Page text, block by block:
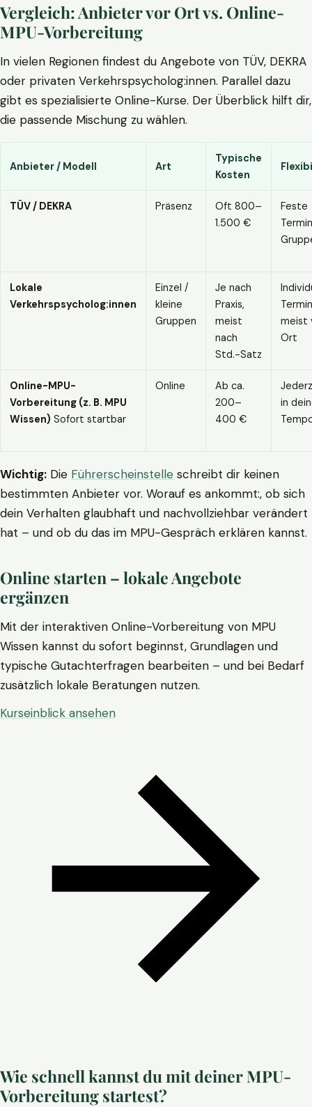
Vergleich: Anbieter vor Ort vs. Online-
MPU-Vorbereitung
In vielen Regionen findest du Angebote von TÜV, DEKRA
oder privaten Verkehrspsycholog:innen. Parallel dazu
gibt es spezialisierte Online-Kurse. Der Überblick hilft dir,
die passende Mischung zu wählen.
Anbieter / Modell Art
Typische
Kosten
TÜV / DEKRA Präsenz
Oft 800–
1.500 €
Feste
Lokale
Verkehrspsycholog:innen
Einzel /
kleine
Gruppen
Je nach
Praxis,
meist
nach
Std.-Satz
meist
Ort
Online-MPU-
Vorbereitung (z. B. MPU
Wissen) Sofort startbar
Online
Ab ca.
200–
400 €
in
Wichtig: Die Führerscheinstelle schreibt dir keinen
bestimmten Anbieter vor. Worauf es ankommt:, ob sich
dein Verhalten glaubhaft und nachvollziehbar verändert
hat – und ob du das im MPU-Gespräch erklären kannst.
Online starten – lokale Angebote
ergänzen
Mit der interaktiven Online-Vorbereitung von MPU
Wissen kannst du sofort beginnst, Grundlagen und
typische Gutachterfragen bearbeiten – und bei Bedarf
zusätzlich lokale Beratungen nutzen.
Kurseinblick ansehen
Wie schnell kannst du mit deiner MPU-
Vorbereitung startest?